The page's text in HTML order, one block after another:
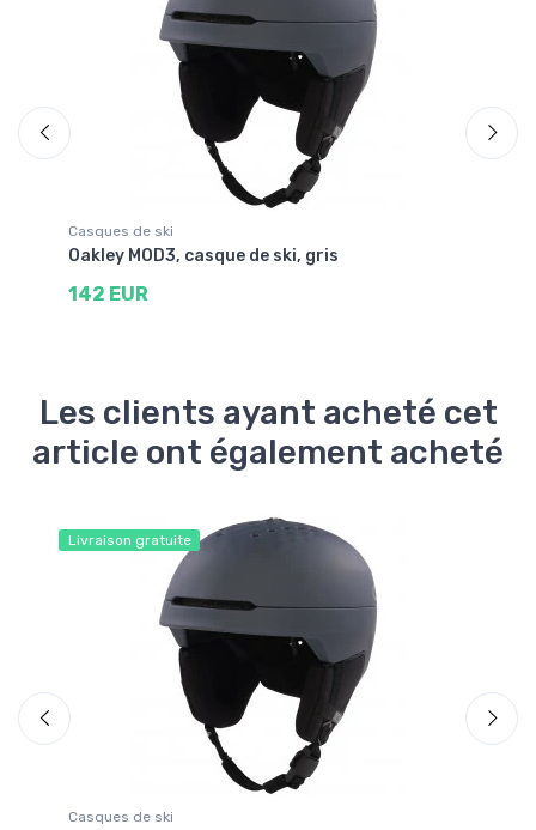
Casques de ski
Oakley MOD3, casque de ski, gris
142 EUR
Les clients ayant acheté cet
article ont également acheté
Livraison gratuite
Casques de ski